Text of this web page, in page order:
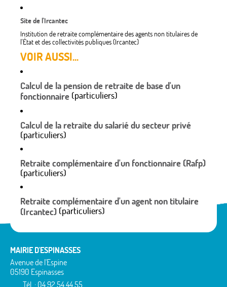
Site de l'Ircantec
Institution de retraite complémentaire des agents non titulaires de
l'État et des collectivités publiques (Ircantec)
VOIR AUSSI...
Calcul de la pension de retraite de base d'un
fonctionnaire (particuliers)
Calcul de la retraite du salarié du secteur privé
(particuliers)
Retraite complémentaire d'un fonctionnaire (Rafp)
(particuliers)
Retraite complémentaire d'un agent non titulaire
(Ircantec) (particuliers)
MAIRIE D'ESPINASSES
Avenue de l'Espine
05190 Espinasses
Tél. : 04 92 54 44 55